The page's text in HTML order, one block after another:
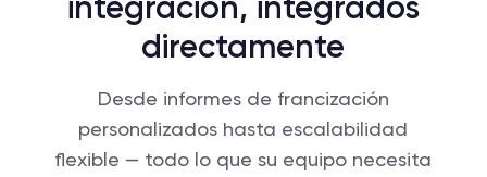
integración, integrados
directamente
Desde informes de francización
personalizados hasta escalabilidad
flexible — todo lo que su equipo necesita